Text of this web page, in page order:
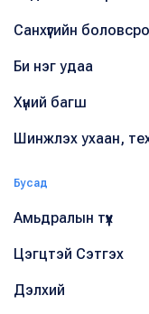
Санхүүгийн
Би нэг удаа
Хүний багш
Шинжлэх ухаан,
Бусад
Амьдралын түүх
Цэгцтэй Сэтгэх
Дэлхий